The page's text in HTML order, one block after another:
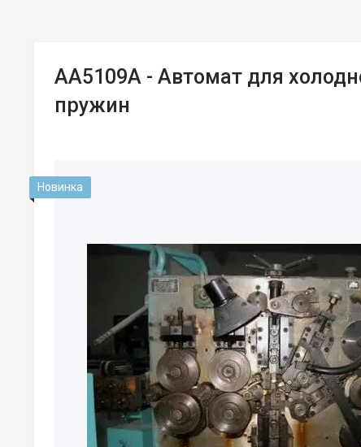
АА5109А - Автомат для
пружин
Новинка